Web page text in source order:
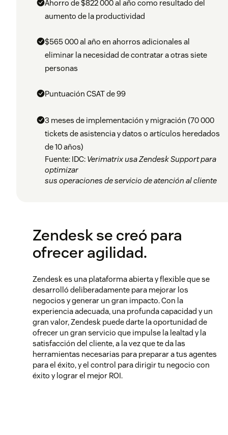
Ahorro de $822 000 al año como resultado del
aumento de la productividad
$565 000 al año en ahorros adicionales al
eliminar la necesidad de contratar a otras siete
personas
Puntuación CSAT de 99
3 meses de implementación y migración (70 000
tickets de asistencia y datos o artículos heredados
de 10 años)
Fuente: IDC: Verimatrix usa Zendesk Support para
optimizar
sus operaciones de servicio de atención al cliente
Zendesk se creó para
ofrecer agilidad.
Zendesk es una plataforma abierta y flexible que se
desarrolló deliberadamente para mejorar los
negocios y generar un gran impacto. Con la
experiencia adecuada, una profunda capacidad y un
gran valor, Zendesk puede darte la oportunidad de
ofrecer un gran servicio que impulse la lealtad y la
satisfacción del cliente, a la vez que te da las
herramientas necesarias para preparar a tus agentes
para el éxito, y el control para dirigir tu negocio con
éxito y lograr el mejor ROI.